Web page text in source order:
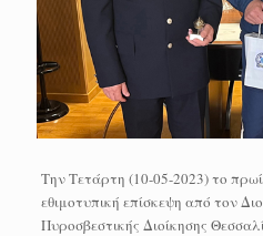
Την Τετάρτη (10-05-2023) το
εθιμοτυπική επίσκεψη από τον
Πυροσβεστικής Διοίκησης